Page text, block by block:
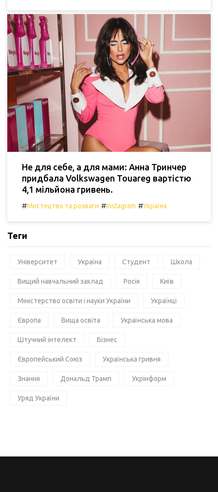
Не для себе, а для мами: Анна Тринчер
придбала Volkswagen Touareg вартістю
4,1 мільйона гривень.
#Мистецтво та розваги #Instagram #Україна
Теги
Університет Україна Студент Школа
Вищий навчальний заклад Росія Київ
Міністерство освіти і науки України Українці
Європа Вища освіта Українська мова
Штучний інтелект Бізнес
Європейський Союз Українська гривня
Знання Дональд Трамп Укрінформ
Уряд України